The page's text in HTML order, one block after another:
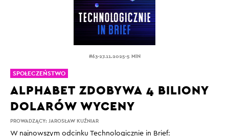
#63.27.11.2025.5 MIN
PROWADZĄCY: JAROSŁAW KUŹNIAR
ALPHABET ZDOBYWA 4 BILIONY
DOLARÓW WYCENY
W najnowszym odcinku Technologicznie in Brief:
SPOŁECZEŃSTWO